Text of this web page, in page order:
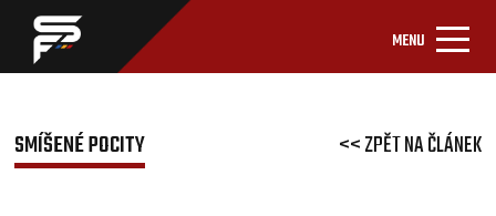
MENU
SMÍŠENÉ POCITY << ZPĚT NA ČLÁNEK